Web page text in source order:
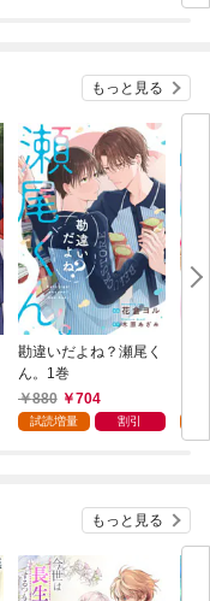
ん
もっと見る
勘違いだよね？瀬尾く
ん。1巻
880
704
試読増量 割引
もっと見る